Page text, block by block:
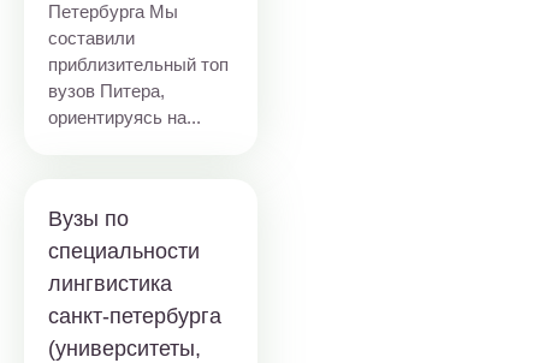
Петербурга Мы
составили
приблизительный топ
вузов Питера,
ориентируясь на...
Вузы по
специальности
лингвистика
санкт-петербурга
(университеты,